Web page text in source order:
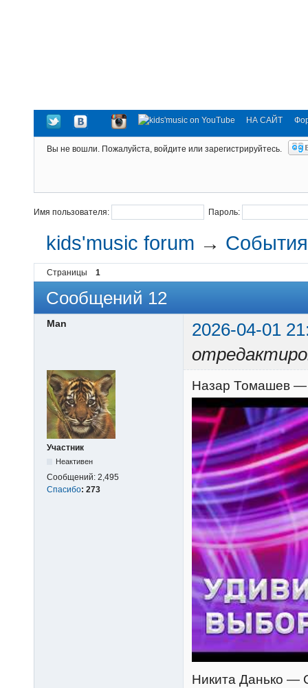
НА САЙТ
Вы не вошли. Пожалуйста, войдите или зарегистрируйтесь.
Имя пользователя: Пароль:
kids'music forum →
Страницы 1
Сообщений 12
Man
2026-04-01
Участник
Неактивен
Сообщений: 2,495
Спасибо: 273
Назар Томашев —
Никита Данько —